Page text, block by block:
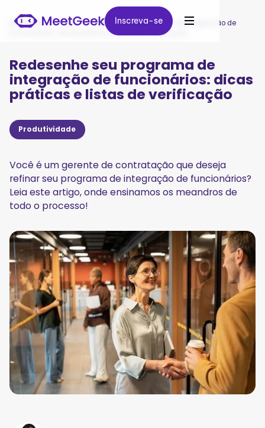
Inscreva-se
Inscreva-se
MeetGeek / Blog / Redesenhe seu programa de integração de
funcionários: dicas práticas e listas de verificação
Redesenhe seu programa de
integração de funcionários: dicas
práticas e listas de verificação
Produtividade
Você é um gerente de contratação que deseja
refinar seu programa de integração de funcionários?
Leia este artigo, onde ensinamos os meandros de
todo o processo!